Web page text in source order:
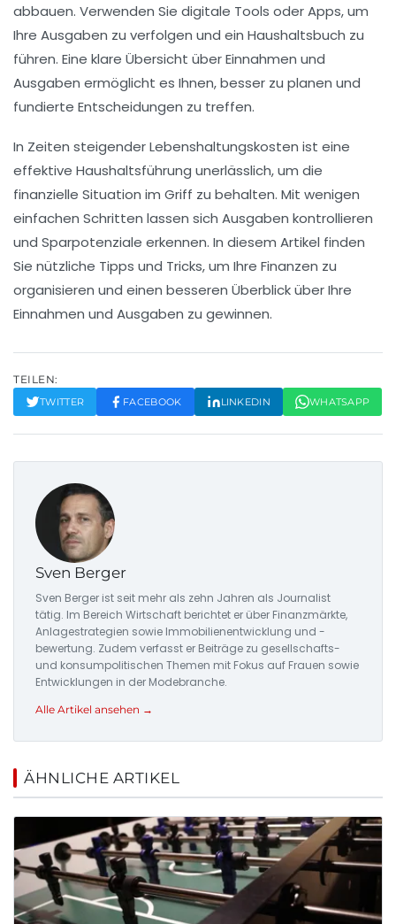
abbauen. Verwenden Sie digitale Tools oder Apps, um
Ihre Ausgaben zu verfolgen und ein Haushaltsbuch zu
führen. Eine klare Übersicht über Einnahmen und
Ausgaben ermöglicht es Ihnen, besser zu planen und
fundierte Entscheidungen zu treffen.
In Zeiten steigenderLebenshaltungskosten ist eine
effektive Haushaltsführung unerlässlich, um die
finanzielle Situation im Griff zu behalten. Mit wenigen
einfachen Schritten lassen sich Ausgaben kontrollieren
und Sparpotenziale erkennen. In diesem Artikel finden
Sie nützliche Tipps und Tricks, um Ihre Finanzen zu
organisieren und einen besseren Überblick über Ihre
Einnahmen und Ausgaben zu gewinnen.
TEILEN:
TWITTER FACEBOOK LINKEDIN WHATSAPP
Sven Berger
Sven Berger ist seit mehr als zehn Jahren als Journalist
tätig. Im Bereich Wirtschaft berichtet er über Finanzmärkte,
Anlagestrategien sowie Immobilienentwicklung und -
bewertung. Zudem verfasst er Beiträge zu gesellschafts-
und konsumpolitischen Themen mit Fokus auf Frauen sowie
Entwicklungen in der Modebranche.
Alle Artikel ansehen →
ÄHNLICHE ARTIKEL